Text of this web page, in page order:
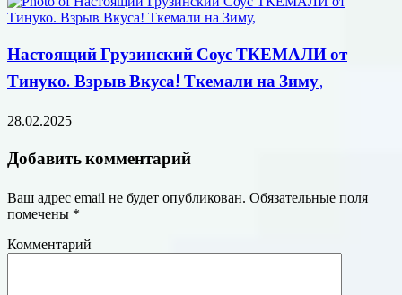
Настоящий Грузинский Соус ТКЕМАЛИ от
Тинуко. Взрыв Вкуса! Ткемали на Зиму,
28.02.2025
Добавить комментарий
Ваш адрес email не будет опубликован. Обязательные поля
помечены *
Комментарий